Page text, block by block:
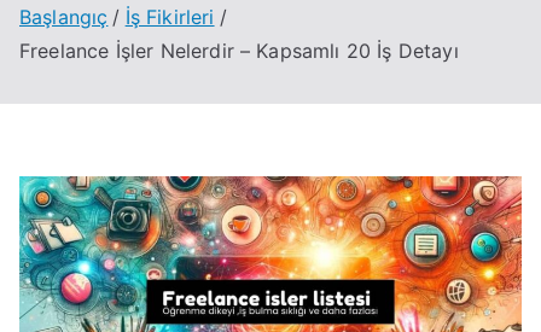
Başlangıç
İş Fikirleri
Freelance İşler Nelerdir – Kapsamlı 20 İş Detayı